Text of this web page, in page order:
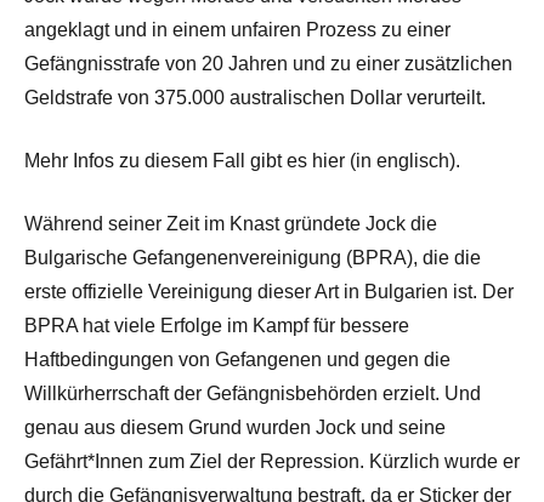
angeklagt und in einem unfairen Prozess zu einer
Gefängnisstrafe von 20 Jahren und zu einer zusätzlichen
Geldstrafe von 375.000 australischen Dollar verurteilt.
Mehr Infos zu diesem Fall gibt es hier (in englisch).
Während seiner Zeit im Knast gründete Jock die
Bulgarische Gefangenenvereinigung (BPRA), die die
erste offizielle Vereinigung dieser Art in Bulgarien ist. Der
BPRA hat viele Erfolge im Kampf für bessere
Haftbedingungen von Gefangenen und gegen die
Willkürherrschaft der Gefängnisbehörden erzielt. Und
genau aus diesem Grund wurden Jock und seine
Gefährt*Innen zum Ziel der Repression. Kürzlich wurde er
durch die Gefängnisverwaltung bestraft, da er Sticker der